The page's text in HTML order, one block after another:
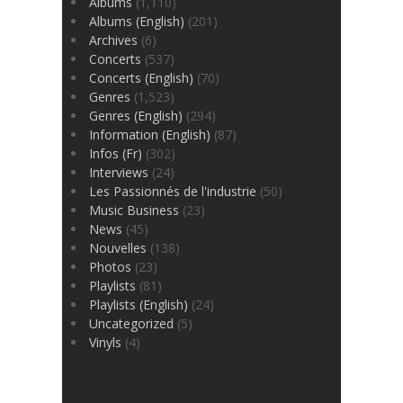
Albums (English) (201)
Archives (6)
Concerts (537)
Concerts (English) (70)
Genres (1,523)
Genres (English) (294)
Information (English) (87)
Infos (Fr) (302)
Interviews (24)
Les Passionnés de l'industrie (50)
Music Business (23)
News (45)
Nouvelles (138)
Photos (23)
Playlists (81)
Playlists (English) (24)
Uncategorized (5)
Vinyls (4)